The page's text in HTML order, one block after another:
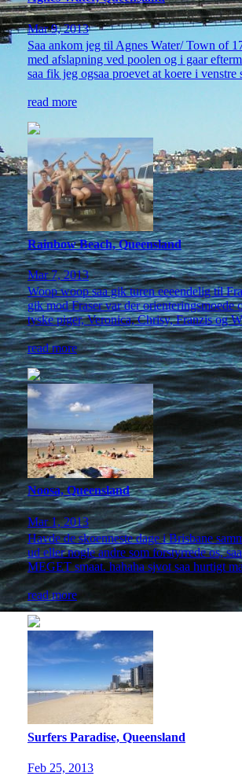
Mar 9, 2013
Saa ankom jeg til Agnes Water/ Town of
med afslapning ved poolen og i gaar
saa fik jeg ogsaa proevet at koere i
read more
Rainbow Beach, Queensland
Mar 7, 2013
Woop woop saa gik turen eeeendelig til
gik mod Fraser var der
tyske piger, Veronica, Chrisy, Franzis og
read more
Noosa, Queensland
Mar 1, 2013
Havde de skoenneste dage i Brisbane
ud eller nogle andre som forstyrrede os,
MEGET smaat. hahaha sjvot saa hurtigt
read more
Surfers Paradise, Queensland
Feb 25, 2013